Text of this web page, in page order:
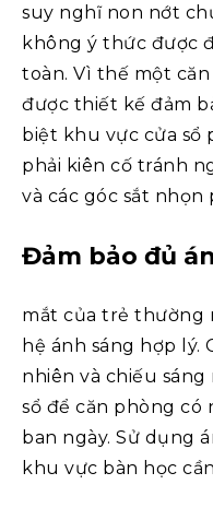
suy nghĩ non nớt
không ý thức được
toàn. Vì thế một
được thiết kế đảm
biệt khu vực cửa sổ
phải kiên cố tránh
và các góc sắt nhọn
Đảm bảo đủ
mắt của trẻ thường
hệ ánh sáng hợp lý.
nhiên và chiếu
sổ để căn phòng có
ban ngày. Sử dụng
khu vực bàn học